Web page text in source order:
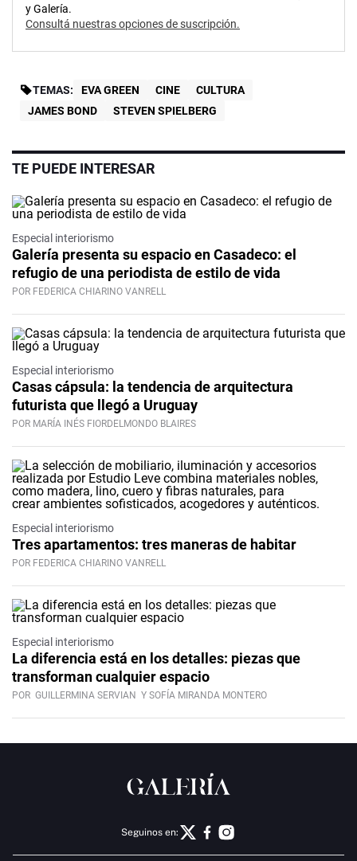
y Galería.
Consultá nuestras opciones de suscripción.
TEMAS: EVA GREEN CINE
CULTURA
JAMES BOND
STEVEN SPIELBERG
TE PUEDE INTERESAR
Especial interiorismo
Galería presenta su espacio en Casadeco: el
refugio de una periodista de estilo de vida
POR FEDERICA CHIARINO VANRELL
Especial interiorismo
Casas cápsula: la tendencia de arquitectura
futurista que llegó a Uruguay
POR MARÍA INÉS FIORDELMONDO BLAIRES
Especial interiorismo
Tres apartamentos: tres maneras de habitar
POR FEDERICA CHIARINO VANRELL
Especial interiorismo
La diferencia está en los detalles: piezas que
transforman cualquier espacio
POR GUILLERMINA SERVIAN Y SOFÍA MIRANDA MONTERO
Seguinos en: